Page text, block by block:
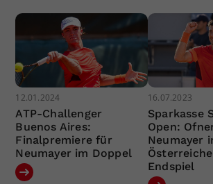
12.01.2024
ATP-Challenger
Buenos Aires:
Finalpremiere für
Neumayer im Doppel
16.07.2023
Sparkasse
Open:
Neumayer
Endspiel